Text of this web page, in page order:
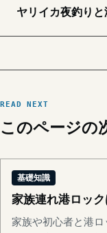
ヤリイカ夜釣り
READ NEXT
このページの
基礎知識
家族連れ港ロッ
家族や初心者と港